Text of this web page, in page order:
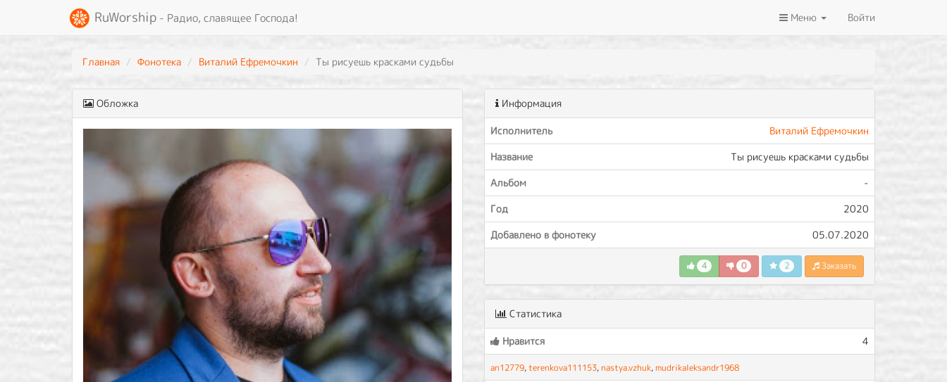
RuWorship - Радио, славящее Господа! Меню Войти
Главная Фонотека Виталий Ефремочкин Ты рисуешь красками судьбы
Обложка Информация
Исполнитель
Виталий Ефремочкин
Название
Ты рисуешь красками судьбы
Альбом
-
Год
2020
Добавлено в фонотеку
05.07.2020
4 0 2 Заказать
Статистика
Нравится 4
an12779,terenkova111153, nastya.vzhuk, mudrikaleksandr1968